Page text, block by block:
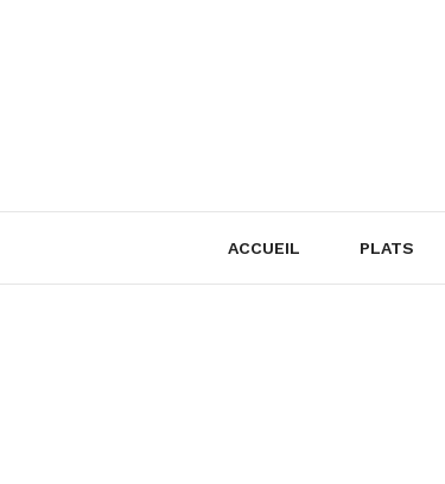
ACCUEIL PLATS